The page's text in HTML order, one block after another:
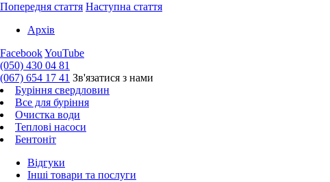
Попередня стаття Наступна стаття
Архів
FacebookYouTube
(050) 430 04 81
(067) 654 17 41 Зв'язатися з нами
Буріння свердловин
Все для буріння
Очистка води
Теплові насоси
Бентоніт
Відгуки
Інші товари та послуги